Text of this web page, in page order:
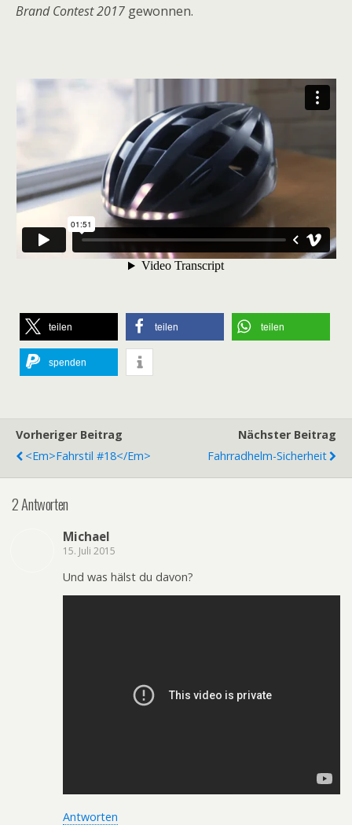
Brand Contest 2017 gewonnen.
teilen teilen teilen
spenden
Vorheriger Beitrag
<em>fahrstil #18</em>
Nächster Beitrag
Fahrradhelm-Sicherheit
2 Antworten
Michael
15. Juli 2015
Und was hälst du davon?
Antworten